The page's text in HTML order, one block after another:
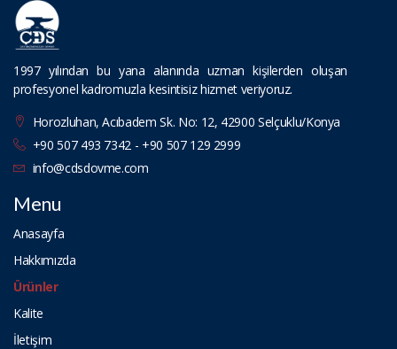
1997 yılından bu yana alanında uzman kişilerden oluşan
profesyonel kadromuzla kesintisiz hizmet veriyoruz.
Horozluhan, Acıbadem Sk. No: 12, 42900 Selçuklu/Konya
+90 507 493 7342 - +90 507 129 2999
info@cdsdovme.com
Menu
Anasayfa
Hakkımızda
Ürünler
Kalite
İletişim